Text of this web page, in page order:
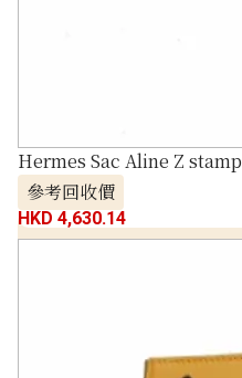
Hermes Sac Aline Z stamp
參考回收價
HKD 4,630.14